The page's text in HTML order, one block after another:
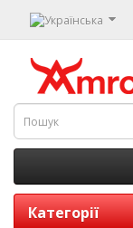
Категорії